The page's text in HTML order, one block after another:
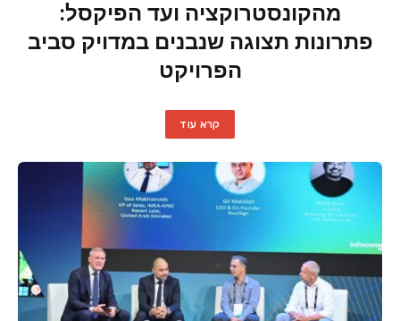
מהקונסטרוקציה ועד הפיקסל:
פתרונות תצוגה שנבנים במדויק סביב
הפרויקט
קרא עוד